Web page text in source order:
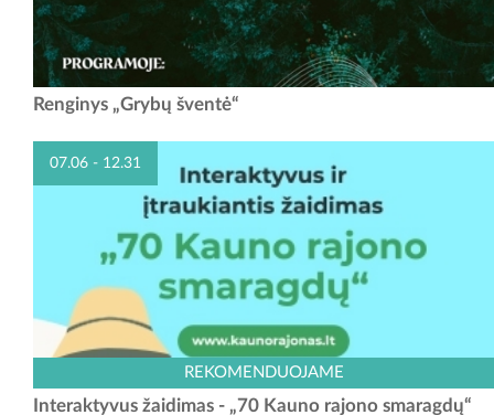
Kviečiame į renginį „Grybų šventė“! Susitikime Liučiūnų laisvalaikio
matysite...
Renginys „Grybų šventė“
07.06 - 12.31
Kviečiame dalyvauti unikaliame interaktyviame žaidime „70 Kauno
rajono smaragdų“, kuris sukurtas minint Kauno rajono savivaldybės 70
REKOMENDUOJAME
Interaktyvus žaidimas - „70 Kauno rajono smaragdų“